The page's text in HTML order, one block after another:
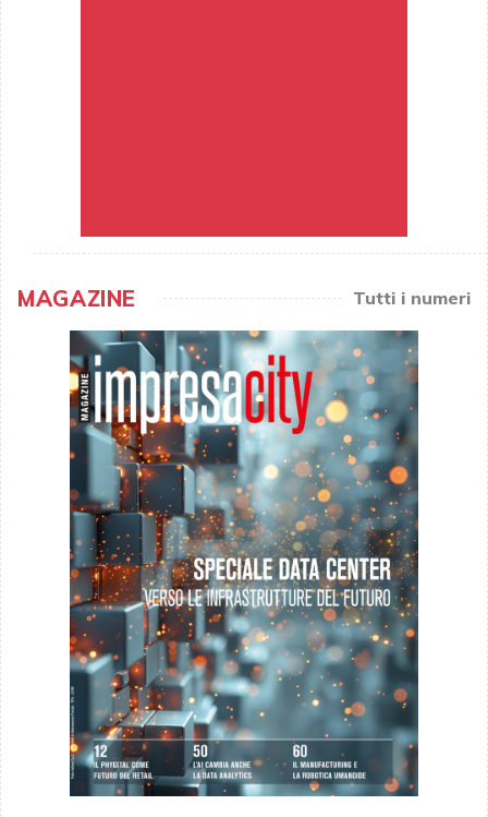
MAGAZINE Tutti i numeri